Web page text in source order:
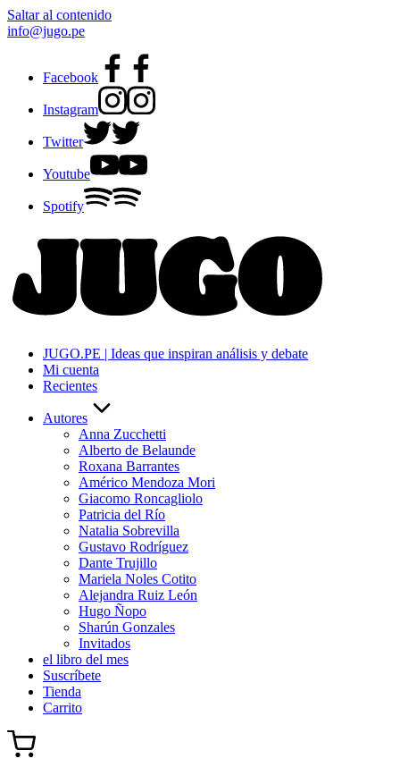
Saltar al contenido
info@jugo.pe
Facebook
Instagram
Twitter
Youtube
Spotify
JUGO.PE | Ideas que inspiran análisis y debate
Mi cuenta
Recientes
Autores
Anna Zucchetti
Alberto de Belaunde
Roxana Barrantes
Américo Mendoza Mori
Giacomo Roncagliolo
Patricia del Río
Natalia Sobrevilla
Gustavo Rodríguez
Dante Trujillo
Mariela Noles Cotito
Alejandra Ruiz León
Hugo Ñopo
Sharún Gonzales
Invitados
el libro del mes
Suscríbete
Tienda
Carrito